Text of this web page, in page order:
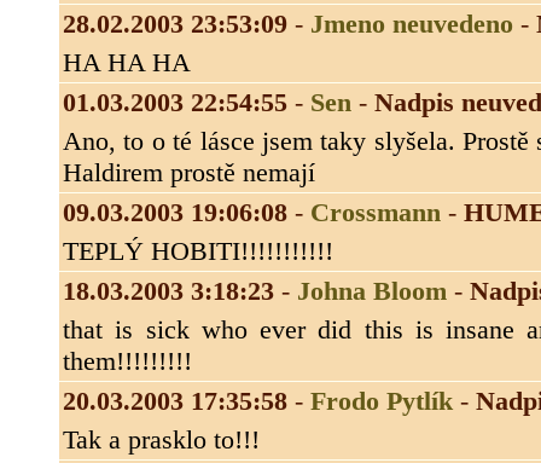
28.02.2003 23:53:09 - Jmeno neuvedeno -
HA HA HA
01.03.2003 22:54:55 - Sen - Nadpis
Ano, to o té lásce jsem taky slyšela. Prostě
Haldirem prostě nemají
09.03.2003 19:06:08 - Crossmann -
TEPLÝ HOBITI!!!!!!!!!!!
18.03.2003 3:18:23 - Johna Bloom -
that is sick who ever did this is insane
them!!!!!!!!!
20.03.2003 17:35:58 - Frodo Pytlík -
Tak a prasklo to!!!